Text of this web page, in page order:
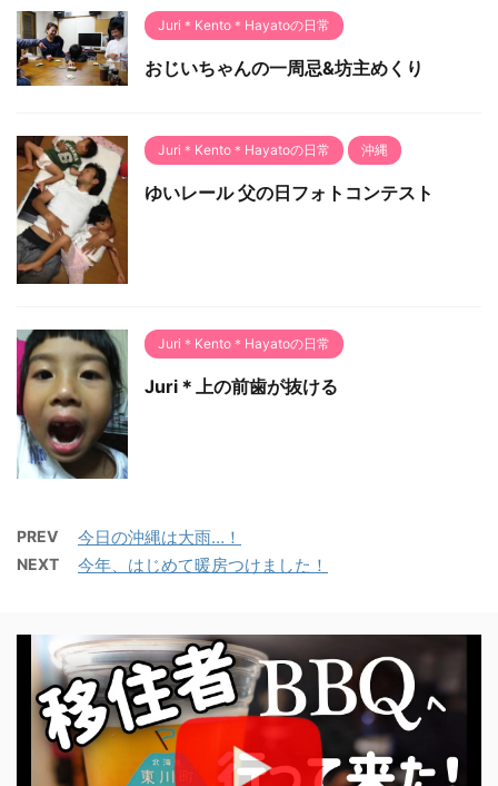
Juri＊Kento＊Hayatoの日常
おじいちゃんの一周忌&坊主めくり
Juri＊Kento＊Hayatoの日常 沖縄
ゆいレール 父の日フォトコンテスト
Juri＊Kento＊Hayatoの日常
Juri＊上の前歯が抜ける
PREV 今日の沖縄は大雨…！
NEXT 今年、はじめて暖房つけました！